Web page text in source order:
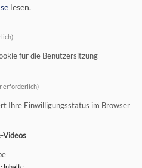
ELKB
- das
Evang.-
Bayern
lesen.
für die Benutzersitzung
erforderlich)
Ihre Einwilligungsstatus im Browser
Videos